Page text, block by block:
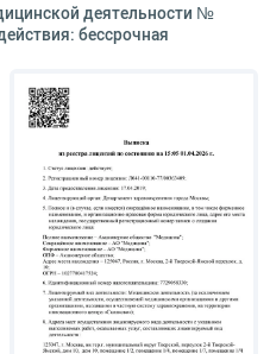
квалификации /
(РОСГЭМ,
(2009 г.).
методы коррекции
(2017 г.).
(ГКБ им. Боткина, 2018
(Международный
Центр
деятельности №
бессрочная